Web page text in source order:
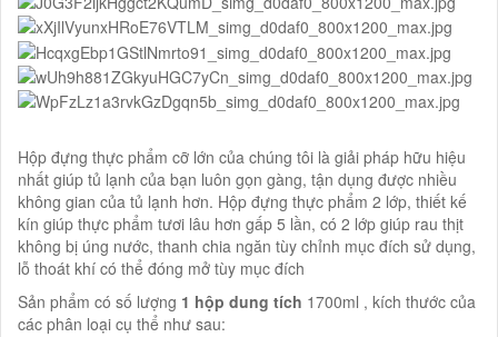
Hộp đựng thực phẩm cỡ lớn của chúng tôi là giải pháp hữu hiệu
nhất giúp tủ lạnh của bạn luôn gọn gàng, tận dụng được nhiều
không gian của tủ lạnh hơn. Hộp đựng thực phẩm 2 lớp, thiết kế
kín giúp thực phẩm tươi lâu hơn gấp 5 lần, có 2 lớp giúp rau thịt
không bị úng nước, thanh chia ngăn tùy chỉnh mục đích sử dụng,
lỗ thoát khí có thể đóng mở tùy mục đích
Sản phẩm có số lượng 1 hộp dung tích 1700ml , kích thước của
các phân loại cụ thể như sau: